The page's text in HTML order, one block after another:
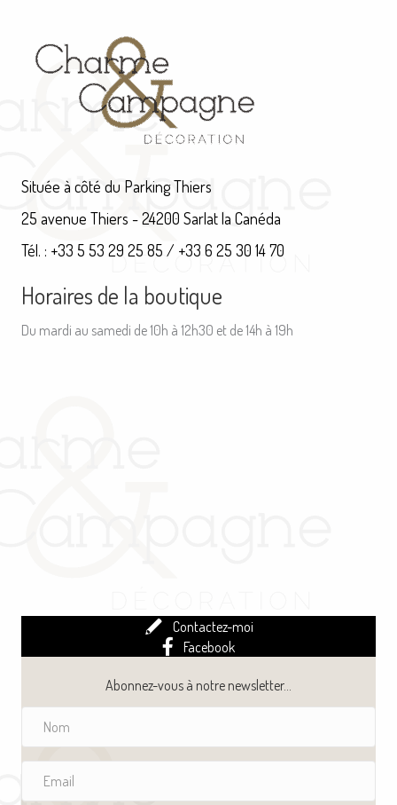
Située à côté du Parking Thiers
25 avenue Thiers - 24200 Sarlat la Canéda
Tél. : +33 5 53 29 25 85 / +33 6 25 30 14 70
Horaires de la boutique
Du mardi au samedi de 10h à 12h30 et de 14h à 19h
Contactez-moi
Facebook
Abonnez-vous à notre newsletter...